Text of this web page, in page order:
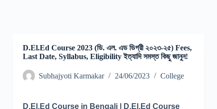
D.El.Ed Course 2023 (ডি. এল. এড ডিগ্রী ২০২৩-২৫) Fees,
Last Date, Syllabus, Eligibility ইত্যাদি সমস্ত কিছু জানুন!
Subhajyoti Karmakar 24/06/2023 College
D.El.Ed Course in Bengali | D.El.Ed Course